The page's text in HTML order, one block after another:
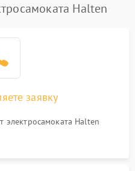
Halten
заявку
электросамоката Halten